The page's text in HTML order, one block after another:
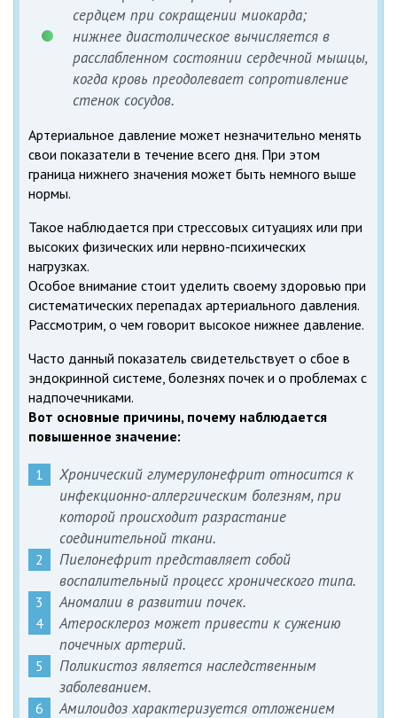
сердцем при сокращении миокарда;
нижнее диастолическое вычисляется в
расслабленном состоянии сердечной мышцы,
когда кровь преодолевает сопротивление
стенок сосудов.
Артериальное давление может незначительно менять
свои показатели в течение всего дня. При этом
граница нижнего значения может быть немного выше
нормы.
Такое наблюдается при стрессовых ситуациях или при
высоких физических или нервно-психических
нагрузках.
Особое внимание стоит уделить своему здоровью при
систематических перепадах артериального давления.
Рассмотрим, о чем говорит высокое нижнее давление.
Часто данный показатель свидетельствует о сбое в
эндокринной системе, болезнях почек и о проблемах с
надпочечниками.
Вот основные причины, почему наблюдается
повышенное значение:
Хронический глумерулонефрит относится к
инфекционно-аллергическим болезням, при
которой происходит разрастание
соединительной ткани.
Пиелонефрит представляет собой
воспалительный процесс хронического типа.
Аномалии в развитии почек.
Атеросклероз может привести к сужению
почечных артерий.
Поликистоз является наследственным
заболеванием.
Амилоидоз характеризуется отложением